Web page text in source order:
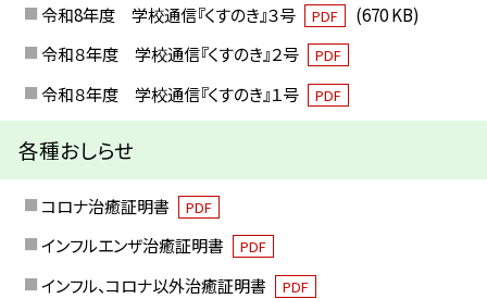
令和8年度 学校通信『くすのき』３号
PDF
(670 KB)
令和８年度 学校通信『くすのき』２号
PDF
令和８年度 学校通信『くすのき』１号 PDF
各種おしらせ
コロナ治癒証明書 PDF
インフルエンザ治癒証明書 PDF
インフル、コロナ以外治癒証明書 PDF